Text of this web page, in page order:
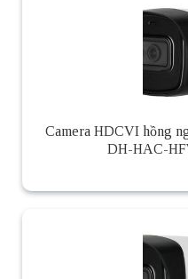
Camera HDCVI hồng
DH-HAC-